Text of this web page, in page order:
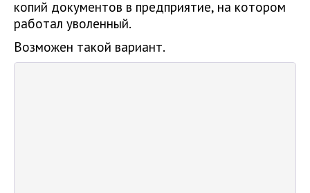
копий документов в предприятие, на котором
работал уволенный.
Возможен такой вариант.